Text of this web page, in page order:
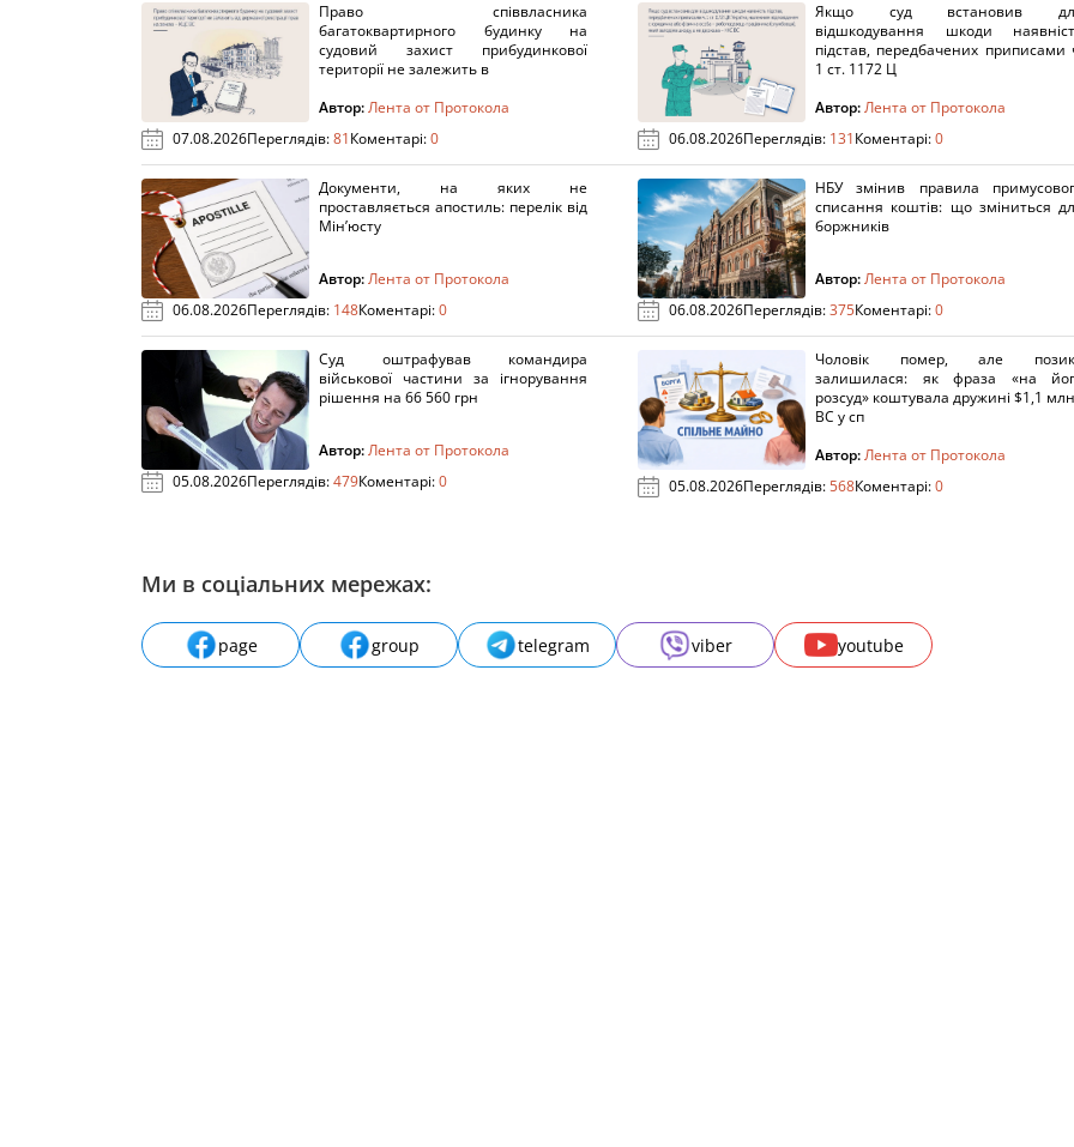
Право співвласника
багатоквартирного будинку на
судовий захист прибудинкової
території не залежить в
Автор:Лента от Протокола
07.08.2026Переглядів:81Коментарі:0
Якщо суд встановив
відшкодування шкоди
підстав, передбачених приписами
1 ст. 1172 Ц
Автор:Лента от Протокола
06.08.2026Переглядів: 131Коментарі:0
Документи, на яких не
проставляється апостиль: перелік від
Мін’юсту
Автор:Лента от Протокола
06.08.2026Переглядів: 148Коментарі:0
НБУ змінив правила
списання коштів: що зміниться
боржників
Автор:Лента от Протокола
06.08.2026Переглядів:375Коментарі:0
Суд оштрафував командира
військової частини за ігнорування
рішення на 66 560 грн
Автор:Лента от Протокола
05.08.2026Переглядів:479Коментарі:0
Чоловік помер, але
залишилася: як фраза «на
розсуд» коштувала дружині $1,1
ВС у сп
Автор:Лента от Протокола
05.08.2026Переглядів:568Коментарі:0
Ми в соціальних мережах:
page group telegram viber youtube